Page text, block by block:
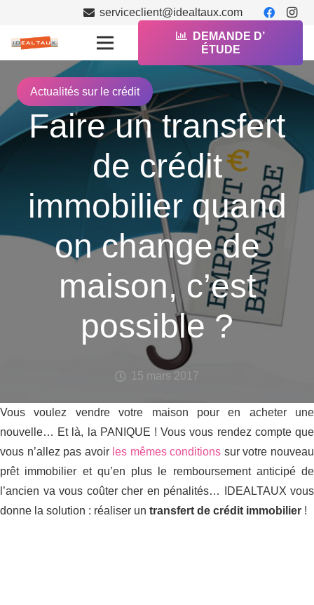
serviceclient@idealtaux.com
DEMANDE D’
ÉTUDE
Actualités sur le crédit
Faire un transfert
de crédit
immobilier quand
on change de
maison, c’est
possible ?
15 mars 2017
Vous voulez vendre votre maison pour en acheter une
nouvelle… Et là, la PANIQUE ! Vous vous rendez compte que
vous n’allez pas avoir les mêmes conditions sur votre nouveau
prêt immobilier et qu’en plus le remboursement anticipé de
l’ancien va vous coûter cher en pénalités… IDEALTAUX vous
donne la solution : réaliser un transfert de crédit immobilier !